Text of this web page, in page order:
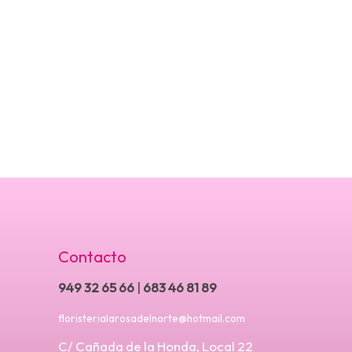
Contacto
949 32 65 66| 683 46 81 89
floristerialarosadelnorte@hotmail.com
C/ Cañada de la Honda, Local 22